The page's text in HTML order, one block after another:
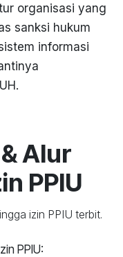
organisasi yang
sanksi hukum
informasi
Alur
PPIU
izin PPIU terbit.
PPIU: